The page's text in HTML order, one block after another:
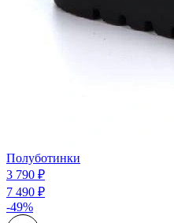
Полуботинки
3 790 ₽
7 490 ₽
-49%